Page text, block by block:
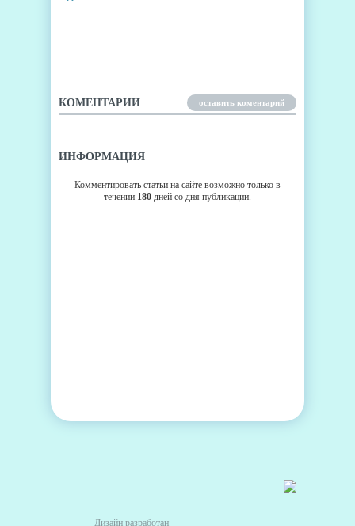
КОМЕНТАРИИ оставить коментарий
ИНФОРМАЦИЯ
Комментировать статьи на сайте возможно только в
течении 180 дней со дня публикации.
Дизайн разработан